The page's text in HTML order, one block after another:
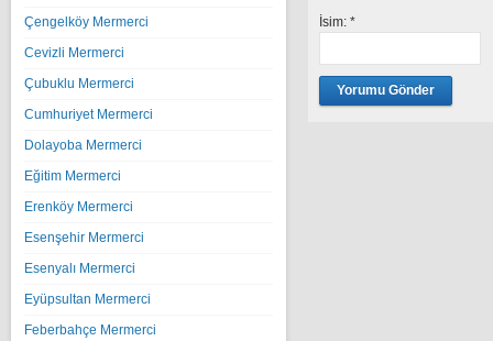
Çengelköy Mermerci
Cevizli Mermerci
Çubuklu Mermerci
Cumhuriyet Mermerci
Dolayoba Mermerci
Eğitim Mermerci
Erenköy Mermerci
Esenşehir Mermerci
Esenyalı Mermerci
Eyüpsultan Mermerci
Feberbahçe Mermerci
İsim: *